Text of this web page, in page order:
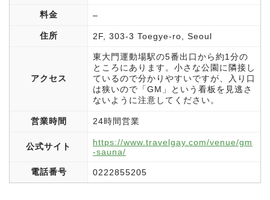
料金 –
住所 2F, 303-3 Toegye-ro, Seoul
アクセス
東大門運動場駅の5番出口から約1分の
ところにあります。小さな公園に隣接し
ているので分かりやすいですが、入り口
は狭いので「GM」という看板を見逃さ
ないように注意してください。
営業時間 24時間営業
公式サイト
https://www.travelgay.com/venue/gm
-sauna/
電話番号 0222855205